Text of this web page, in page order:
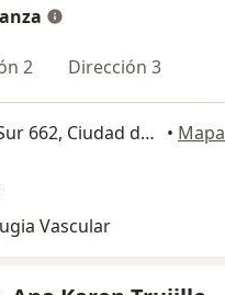
2 Dirección 3
Avenida Insurgentes Sur 662, Ciudad de México • Mapa
Vascular